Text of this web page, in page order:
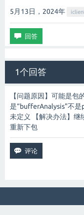
5月13日，2024年
1个回答
【问题原因】可能是
是“bufferAnalysis"不
未定义 【解决办法】继
重新下包